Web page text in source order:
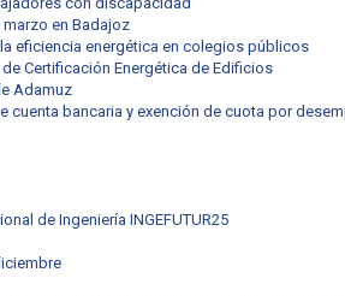
marzo en Badajoz
eficiencia energética en colegios públicos
Certificación Energética de Edificios
Adamuz
cuenta bancaria y exención de cuota por
de Ingeniería INGEFUTUR25